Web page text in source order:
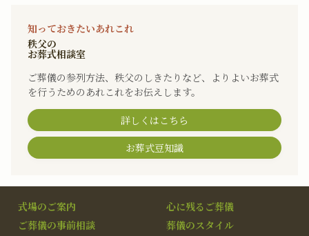
知っておきたいあれこれ
秩父の
お葬式相談室
ご葬儀の参列方法、秩父のしきたりなど、よりよいお葬式
を行うためのあれこれをお伝えします。
詳しくはこちら
お葬式豆知識
式場のご案内
心に残るご葬儀
ご葬儀の事前相談
葬儀のスタイル